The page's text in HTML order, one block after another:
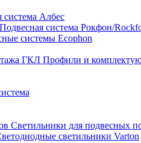
система Албес
Подвесная система Рокфон/
системы Ecophon
Профили и
Светильники для подвесных
светильники Varton